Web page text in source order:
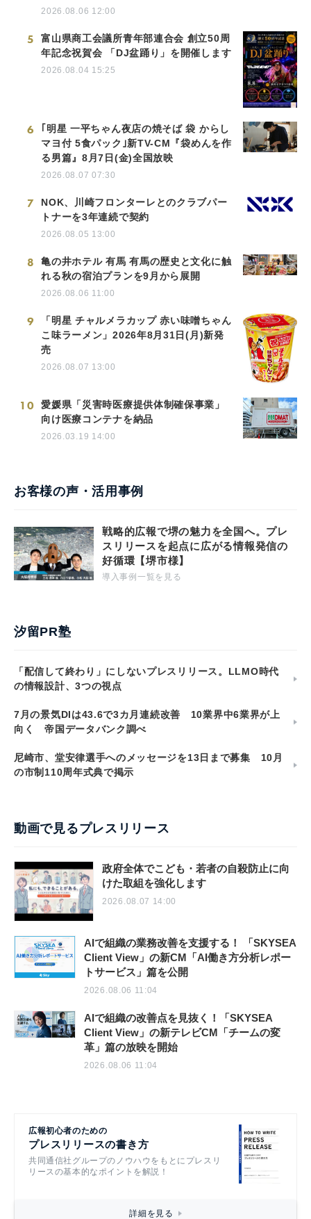
2026.08.06 12:00
5
富山県商工会議所青年部連合会 創立50周
年記念祝賀会 「DJ盆踊り」を開催します
2026.08.04 15:25
6
｢明星 一平ちゃん夜店の焼そば 袋 からし
マヨ付 5食パック｣新TV-CM『袋めんを作
る男篇』8月7日(金)全国放映
2026.08.07 07:30
7
NOK、川崎フロンターレとのクラブパー
トナーを3年連続で契約
2026.08.05 13:00
8
亀の井ホテル 有馬 有馬の歴史と文化に触
れる秋の宿泊プランを9月から展開
2026.08.06 11:00
9
「明星 チャルメラカップ 赤い味噌ちゃん
こ味ラーメン」2026年8月31日(月)新発
売
2026.08.07 13:00
10
愛媛県「災害時医療提供体制確保事業」
向け医療コンテナを納品
2026.03.19 14:00
お客様の声・活用事例
戦略的広報で堺の魅力を全国へ。プレ
スリリースを起点に広がる情報発信の
好循環【堺市様】
導入事例一覧を見る
汐留PR塾
「配信して終わり」にしないプレスリリース。LLMO時代
の情報設計、3つの視点
7月の景気DIは43.6で3カ月連続改善 10業界中6業界が上
向く 帝国データバンク調べ
尼崎市、堂安律選手へのメッセージを13日まで募集 10月
の市制110周年式典で掲示
動画で見るプレスリリース
政府全体でこども・若者の自殺防止に向
けた取組を強化します
2026.08.07 14:00
AIで組織の業務改善を支援する！ 「SKYSEA
Client View」の新CM「AI働き方分析レポー
トサービス」篇を公開
2026.08.06 11:04
AIで組織の改善点を見抜く！「SKYSEA
Client View」の新テレビCM「チームの変
革」篇の放映を開始
2026.08.06 11:04
広報初心者のための
プレスリリースの書き方
共同通信社グループのノウハウをもとにプレスリ
リースの基本的なポイントを解説！
詳細を見る